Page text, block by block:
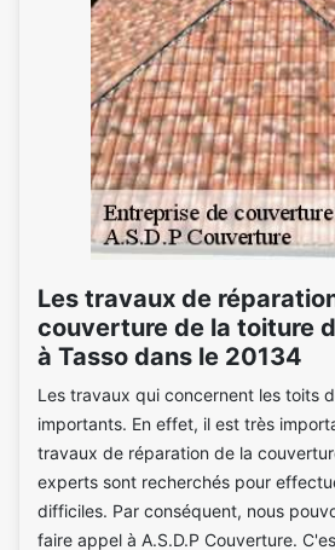
Les travaux de
couverture de la toiture
à Tasso dans le 20134
Les travaux qui concernent les toits
importants. En effet, il est très
travaux de réparation de la
experts sont recherchés pour
difficiles. Par conséquent, nous
faire appel à A.S.D.P Couverture.